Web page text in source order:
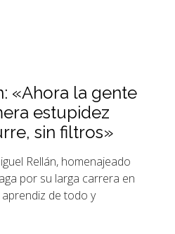
«Ahora la gente
estupidez
sin filtros»
Rellán, homenajeado
por su larga carrera en
de todo y